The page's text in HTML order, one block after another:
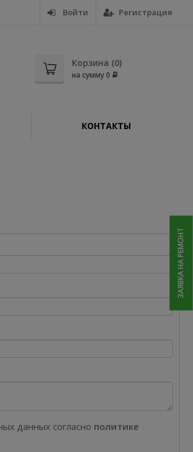
Войти Регистрация
Корзина (0)
на сумму0 Р
КОНТАКТЫ
данных согласно политике
ЗАЯВКА НА РЕМОНТ